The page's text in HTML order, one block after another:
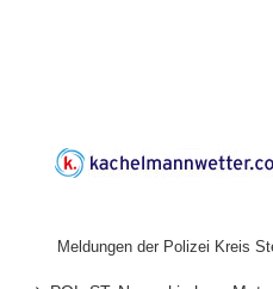
Meldungen der Polizei Kreis